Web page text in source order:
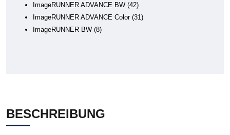
ImageRUNNER ADVANCE BW 42
ImageRUNNER ADVANCE Color 31
ImageRUNNER BW 8
BESCHREIBUNG